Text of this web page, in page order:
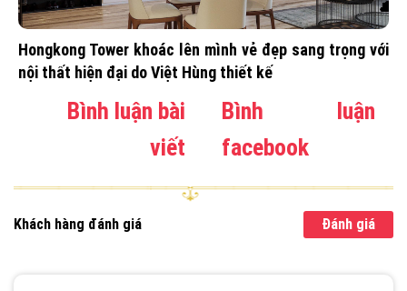
Hongkong Tower khoác lên mình vẻ đẹp sang trọng với
nội thất hiện đại do Việt Hùng thiết kế
Bình luận bài
viết
Bình luận
facebook
Khách hàng đánh giá Đánh giá